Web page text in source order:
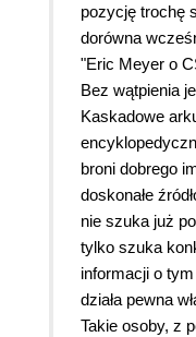
pozycję trochę
dorówna
"Eric Meyer o
Bez wątpienia
Kaskadowe
broni dobrego
doskonałe
nie szuka już
tylko szuka
informacji o
działa pewna
Takie osoby, z